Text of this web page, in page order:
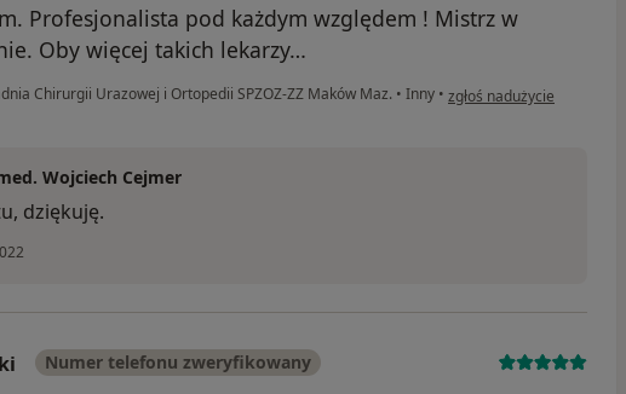
Profesjonalista pod każdym względem ! Mistrz w
Oby więcej takich lekarzy…
Chirurgii Urazowej i Ortopedii SPZOZ-ZZ Maków Maz. • Inny • w opinii użytkownika Kuba
zgłoś nadużycie
Wojciech Cejmer
dziękuję.
Numer telefonu zweryfikowany